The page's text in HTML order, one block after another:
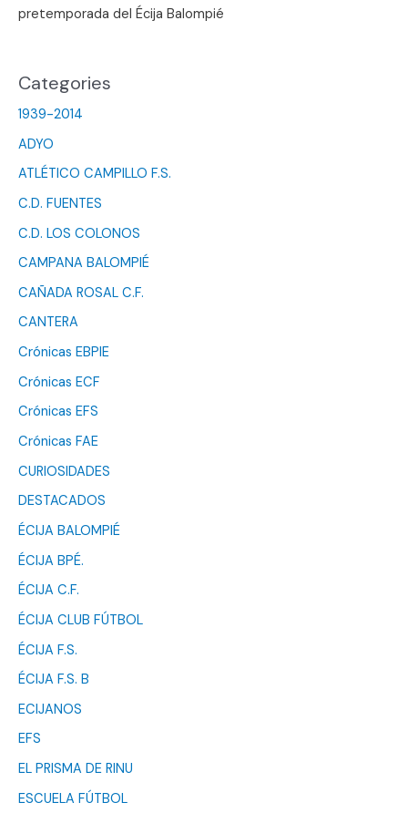
pretemporada del Écija Balompié
Categories
1939-2014
ADYO
ATLÉTICO CAMPILLO F.S.
C.D. FUENTES
C.D. LOS COLONOS
CAMPANA BALOMPIÉ
CAÑADA ROSAL C.F.
CANTERA
Crónicas EBPIE
Crónicas ECF
Crónicas EFS
Crónicas FAE
CURIOSIDADES
DESTACADOS
ÉCIJA BALOMPIÉ
ÉCIJA BPÉ.
ÉCIJA C.F.
ÉCIJA CLUB FÚTBOL
ÉCIJA F.S.
ÉCIJA F.S. B
ECIJANOS
EFS
EL PRISMA DE RINU
ESCUELA FÚTBOL